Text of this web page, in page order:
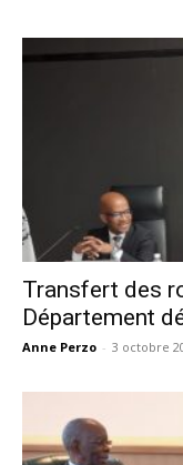
Transfert des
Département
Anne Perzo - 3 octobre